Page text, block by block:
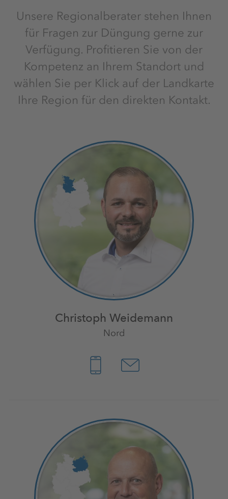
Unsere Regional­berater stehen Ihnen
für Fragen zur Düngung gerne zur
Verfügung. Profitieren Sie von der
Kompetenz an Ihrem Standort und
wählen Sie per Klick auf der Landkarte
Ihre Region für den direkten Kontakt.
Christoph Weidemann
Nord